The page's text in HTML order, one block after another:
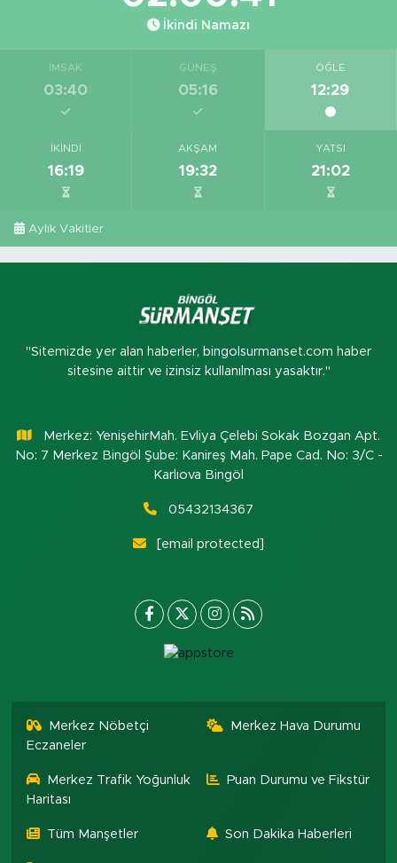
İkindi Namazı
İMSAK
03:40
GÜNEŞ
05:16
ÖĞLE
12:29
İKINDI
16:19
AKŞAM
19:32
YATSI
21:02
Aylık Vakitler
"Sitemizde yer alan haberler, bingolsurmanset.com haber
sitesine aittir ve izinsiz kullanılması yasaktır."
Merkez: YenişehirMah. Evliya Çelebi Sokak Bozgan Apt.
No: 7 Merkez Bingöl Şube: Kanireş Mah. Pape Cad. No: 3/C -
Karlıova Bingöl
05432134367
[email protected]
Merkez Nöbetçi
Eczaneler
Merkez Hava Durumu
Merkez Trafik Yoğunluk
Haritası
Puan Durumu ve Fikstür
Tüm Manşetler Son Dakika Haberleri